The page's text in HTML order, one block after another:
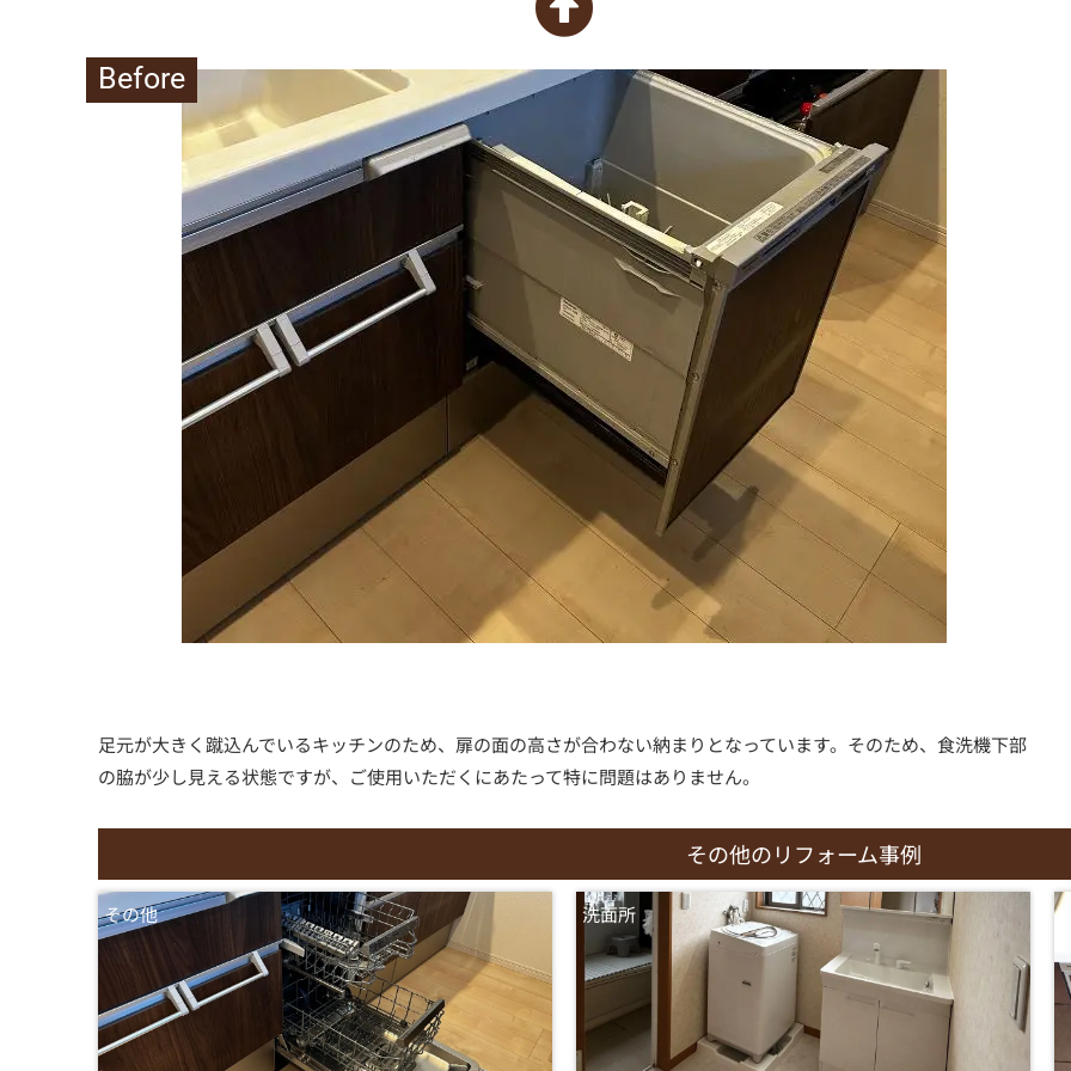
Before
足元が大きく蹴込んでいるキッチンのため、扉の面の高さが合わない納まりとなっています。そのため、食洗機下部
の脇が少し見える状態ですが、ご使用いただくにあたって特に問題はありません。
その他のリフォーム事例
その他 洗面所